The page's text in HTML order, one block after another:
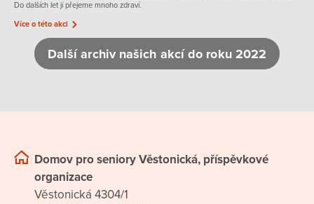
Do dalších let jí přejeme mnoho zdraví.
Více o této akci
Další archiv našich akcí do roku 2022
Domov pro seniory Věstonická, příspěvkové
organizace
Věstonická 4304/1